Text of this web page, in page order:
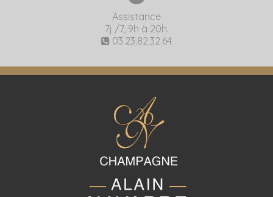
Assistance
7j /7, 9h à 20h.
03.23.82.32.64